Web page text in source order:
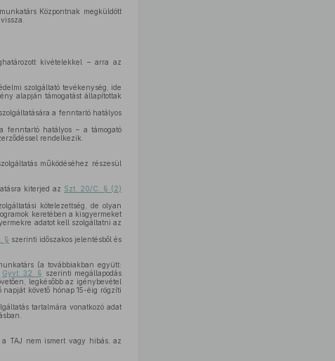
Központnak megküldött
kivételekkel – arra az
szolgáltató tevékenység, ide
alapján támogatást állapítottak
a fenntartó hatályos
fenntartó hatályos – a támogató
rendelkezik.
működéséhez részesül
kiterjed az Szt. 20/C. § (2)
kötelezettség, de olyan
keretében a kisgyermeket
adatot kell szolgáltatni az
§ szerinti időszakos jelentésből és
(a továbbiakban együtt:
Gyvt. 32. § szerinti megállapodás
legkésőbb az igénybevétel
követő hónap 15-éig rögzíti
tartalmára vonatkozó adat
TAJ nem ismert vagy hibás, az